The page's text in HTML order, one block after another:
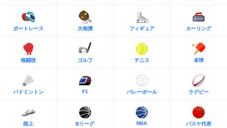
ボートレース 大相撲 フィギュア カーリング
格闘技 ゴルフ テニス 卓球
バドミントン F1 バレーボール ラグビー
陸上 Bリーグ NBA バスケ代表